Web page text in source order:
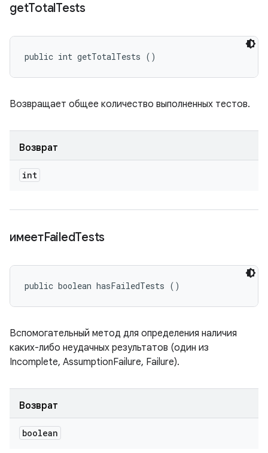
getTotalTests
public int getTotalTests ()
Возвращает общее количество выполненных тестов.
Возврат
int
имеетFailedTests
public boolean hasFailedTests ()
Вспомогательный метод для определения наличия
каких-либо неудачных результатов (один из
Incomplete, AssumptionFailure, Failure).
Возврат
boolean